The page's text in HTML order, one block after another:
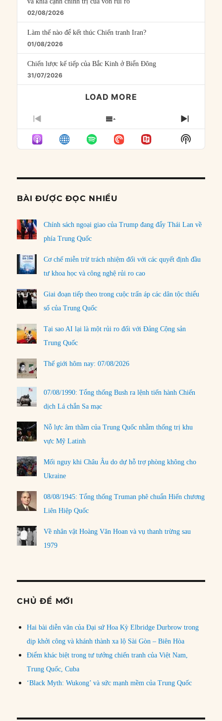
02/08/2026
Làm thế nào để kết thúc Chiến tranh Iran?
01/08/2026
Chiến lược kế tiếp của Bắc Kinh ở Biển Đông
31/07/2026
LOAD MORE
PREVIOUS
EPISODE
SHOW
EPISODES
LIST
NEXT
Show
Podcast
BÀI ĐƯỢC ĐỌC NHIỀU
Chính sách ngoại giao của Trump đang đẩy Thái Lan về
phía Trung Quốc
Cơ chế miễn trừ trách nhiệm đối với các quyết định đầu
tư khoa học và công nghệ rủi ro cao
Giai đoạn tiếp theo trong cuộc trấn áp các dân tộc thiểu
số của Trung Quốc
Tại sao AI lại là một rủi ro đối với Đảng Cộng sản
Trung Quốc
Thế giới hôm nay: 07/08/2026
07/08/1990: Tổng thống Bush ra lệnh tiến hành Chiến
dịch Lá chắn Sa mạc
Nỗ lực âm thầm của Trung Quốc nhằm thống trị khu
vực Mỹ Latinh
Mối nguy khi Châu Âu do dự hỗ trợ phòng không cho
Ukraine
08/08/1945: Tổng thống Truman phê chuẩn Hiến chương
Liên Hiệp Quốc
Về nhân vật Hoàng Văn Hoan và vụ thanh trừng sau
1979
CHỦ ĐỀ MỚI
Hai bài diễn văn của Đại sứ Hoa Kỳ Elbridge Durbrow trong
dịp khởi công và khánh thành xa lộ Sài Gòn – Biên Hòa
Điểm khác biệt trong tư tưởng chiến tranh của Việt Nam,
Trung Quốc, Cuba
‘Black Myth: Wukong’ và sức mạnh mềm của Trung Quốc